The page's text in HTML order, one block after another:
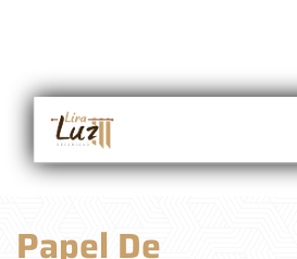
Papel De